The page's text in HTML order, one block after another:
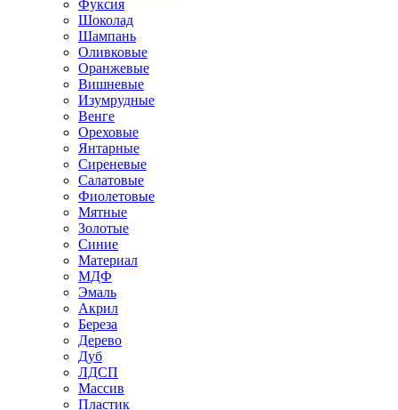
Фуксия
Шоколад
Шампань
Оливковые
Оранжевые
Вишневые
Изумрудные
Венге
Ореховые
Янтарные
Сиреневые
Салатовые
Фиолетовые
Мятные
Золотые
Синие
Материал
МДФ
Эмаль
Акрил
Береза
Дерево
Дуб
ЛДСП
Массив
Пластик